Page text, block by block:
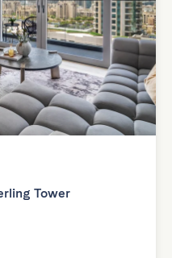
Tower